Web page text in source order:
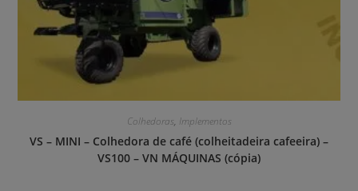
Colhedoras, Implementos
VS – MINI – Colhedora de café (colheitadeira cafeeira) –
VS100 – VN MÁQUINAS (cópia)